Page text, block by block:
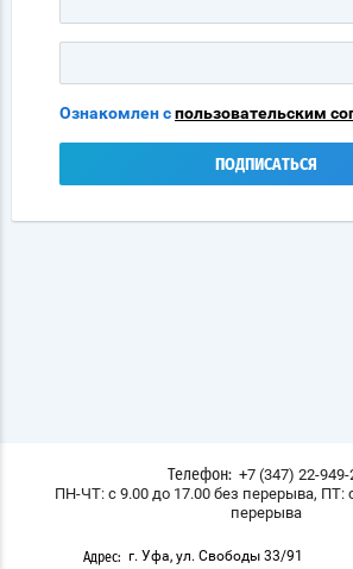
Ознакомлен спользовательским
ПОДПИСАТЬСЯ
Телефон: +7 (347) 22-949-
ПН-ЧТ: с 9.00 до 17.00 без перерыва, ПТ:
перерыва
Адрес: г. Уфа, ул. Свободы 33/91